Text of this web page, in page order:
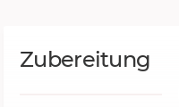
Zubereitung